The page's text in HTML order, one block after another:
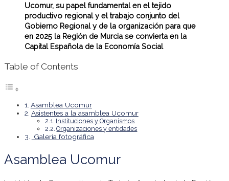
Ucomur, su papel fundamental en el tejido
productivo regional y el trabajo conjunto del
Gobierno Regional y de la organización para que
en 2025 la Región de Murcia se convierta en la
Capital Española de la Economía Social
Table of Contents
Asamblea Ucomur
Asistentes a la asamblea Ucomur
Instituciones y Organismos
Organizaciones y entidades
Galería fotográfica
Asamblea Ucomur